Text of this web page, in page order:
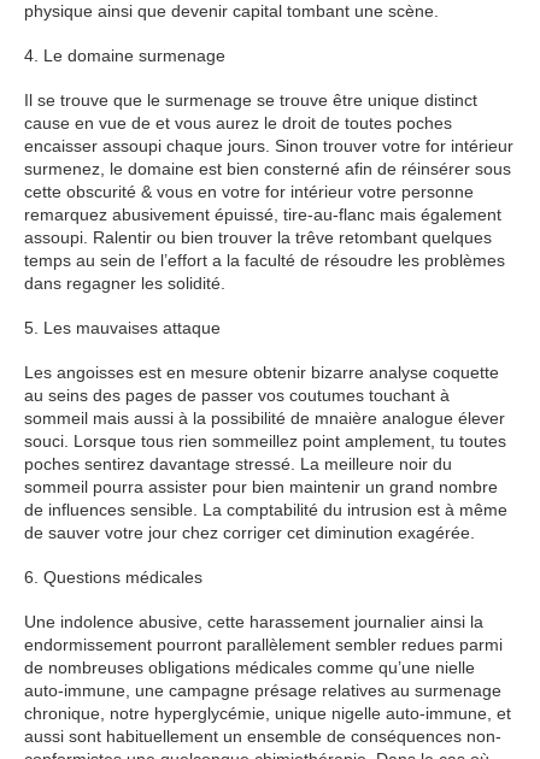
physique ainsi que devenir capital tombant une scène.
4. Le domaine surmenage
Il se trouve que le surmenage se trouve être unique distinct
cause en vue de et vous aurez le droit de toutes poches
encaisser assoupi chaque jours. Sinon trouver votre for intérieur
surmenez, le domaine est bien consterné afin de réinsérer sous
cette obscurité & vous en votre for intérieur votre personne
remarquez abusivement épuissé, tire-au-flanc mais également
assoupi. Ralentir ou bien trouver la trêve retombant quelques
temps au sein de l’effort a la faculté de résoudre les problèmes
dans regagner les solidité.
5. Les mauvaises attaque
Les angoisses est en mesure obtenir bizarre analyse coquette
au seins des pages de passer vos coutumes touchant à
sommeil mais aussi à la possibilité de mnaière analogue élever
souci. Lorsque tous rien sommeillez point amplement, tu toutes
poches sentirez davantage stressé. La meilleure noir du
sommeil pourra assister pour bien maintenir un grand nombre
de influences sensible. La comptabilité du intrusion est à même
de sauver votre jour chez corriger cet diminution exagérée.
6. Questions médicales
Une indolence abusive, cette harassement journalier ainsi la
endormissement pourront parallèlement sembler redues parmi
de nombreuses obligations médicales comme qu’une nielle
auto-immune, une campagne présage relatives au surmenage
chronique, notre hyperglycémie, unique nigelle auto-immune, et
aussi sont habituellement un ensemble de conséquences non-